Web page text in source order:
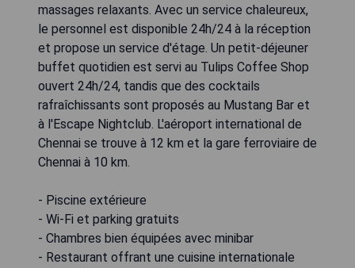
massages relaxants. Avec un service chaleureux,
le personnel est disponible 24h/24 à la réception
et propose un service d'étage. Un petit-déjeuner
buffet quotidien est servi au Tulips Coffee Shop
ouvert 24h/24, tandis que des cocktails
rafraîchissants sont proposés au Mustang Bar et
à l'Escape Nightclub. L'aéroport international de
Chennai se trouve à 12 km et la gare ferroviaire de
Chennai à 10 km.
- Piscine extérieure
- Wi-Fi et parking gratuits
- Chambres bien équipées avec minibar
- Restaurant offrant une cuisine internationale